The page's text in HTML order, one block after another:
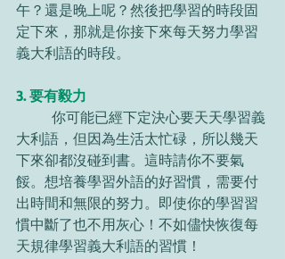
午？還是晚上呢？然後把學習的時段固
定下來，那就是你接下來每天努力學習
義大利語的時段。
3. 要有毅力
大利語，但因為生活太忙碌，所以幾天
下來卻都沒碰到書。這時請你不要氣
餒。想培養學習外語的好習慣，需要付
出時間和無限的努力。即使你的學習習
慣中斷了也不用灰心！不如儘快恢復每
天規律學習義大利語的習慣！